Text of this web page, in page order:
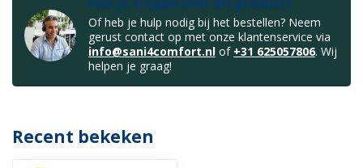
Heb je vragen over dit product?
Of heb je hulp nodig bij het bestellen? Neem
gerust contact op met onze klantenservice via
info@sani4comfort.nl of +31 625057806. Wij
helpen je graag!
Recent bekeken